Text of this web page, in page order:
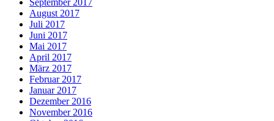
August 2017
Juli 2017
Juni 2017
Mai 2017
April 2017
März 2017
Februar 2017
Januar 2017
Dezember 2016
November 2016